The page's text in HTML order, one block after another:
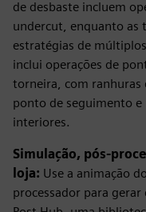
de desbaste incluem
undercut, enquanto as
estratégias de
inclui operações de
torneira, com ranhuras
ponto de seguimento
interiores.
Simulação, pós-
loja: Use a animação
processador para